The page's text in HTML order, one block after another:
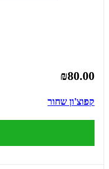
₪80.00
קפוצ'ון שחור